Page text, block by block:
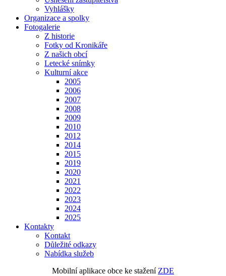
Vyhlášky
Organizace a spolky
Fotogalerie
Z historie
Fotky od Kronikáře
Z našich obcí
Letecké snímky
Kulturní akce
2005
2006
2007
2008
2009
2010
2012
2014
2015
2019
2020
2021
2022
2023
2024
2025
Kontakty
Kontakt
Důležité odkazy
Nabídka služeb
Mobilní aplikace obce ke stažení ZDE